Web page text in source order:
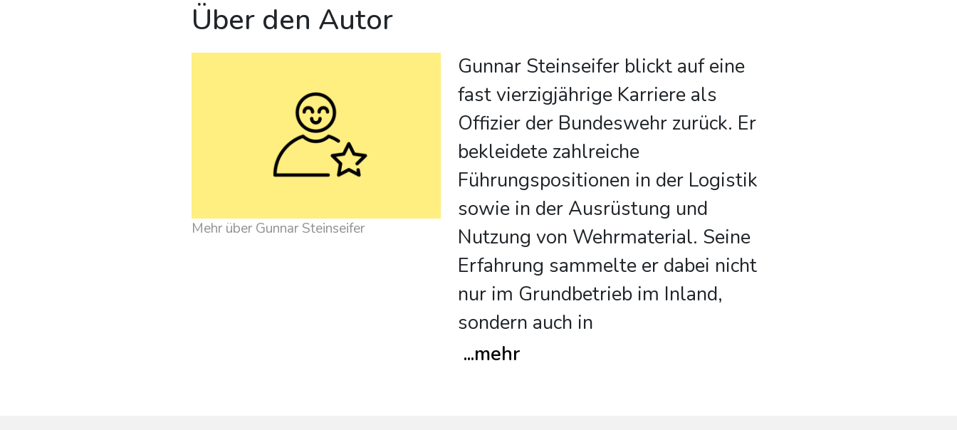
Über den Autor
Mehr über Gunnar Steinseifer
Gunnar Steinseifer blickt auf eine
fast vierzigjährige Karriere als
Offizier der Bundeswehr zurück. Er
bekleidete zahlreiche
Führungspositionen in der Logistik
sowie in der Ausrüstung und
Nutzung von Wehrmaterial. Seine
Erfahrung sammelte er dabei nicht
nur im Grundbetrieb im Inland,
sondern auch in
...mehr